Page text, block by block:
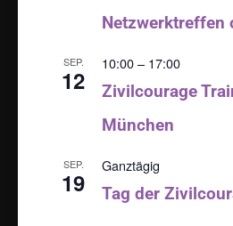
Netzwerktreffen
SEP.
12
10:00– 17:00
Zivilcourage
München
SEP.
19
Ganztägig
Tag der